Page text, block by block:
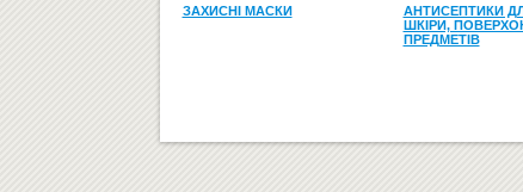
ЗАХИСНІ МАСКИ
АНТИСЕПТИКИ
ШКІРИ,
ПРЕДМЕТІВ